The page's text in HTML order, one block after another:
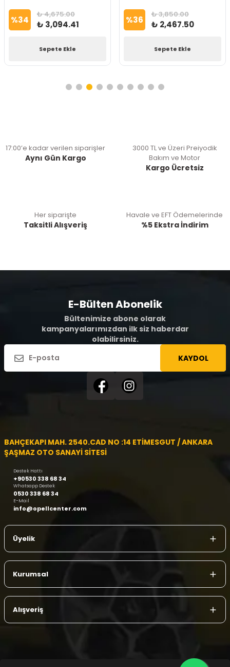
%34 ₺ 4,675.00
₺ 3,094.41
Sepete Ekle
%36 ₺ 3,850.00
₺ 2,467.50
Sepete Ekle
17:00’e kadar verilen siparişler
Aynı Gün Kargo
3000 TL ve Üzeri Preiyodik
Bakım ve Motor
Kargo Ücretsiz
Her siparişte
Taksitli Alışveriş
Havale ve EFT Ödemelerinde
%5 Ekstra İndirim
E-Bülten Abonelik
Bültenimize abone olarak
kampanyalarımızdan ilk siz haberdar
olabilirsiniz.
KAYDOL
BAHÇEKAPI MAH. 2540.CAD NO :14 ETİMESGUT / ANKARA
ŞAŞMAZ OTO SANAYİ SİTESİ
Destek Hattı
+90530 338 68 34
Whatsapp Destek
0530 338 68 34
E-Mail
info@opellcenter.com
Üyelik
Kurumsal
Alışveriş